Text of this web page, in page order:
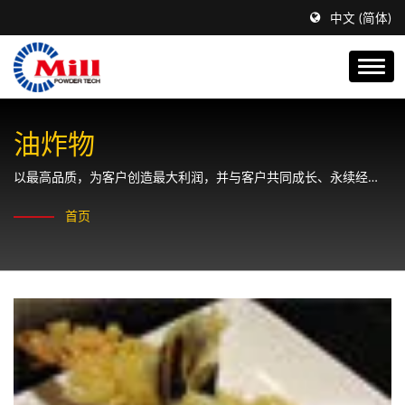
中文 (简体)
油炸物
以最高品质，为客户创造最大利润，并与客户共同成长、永续经
首页